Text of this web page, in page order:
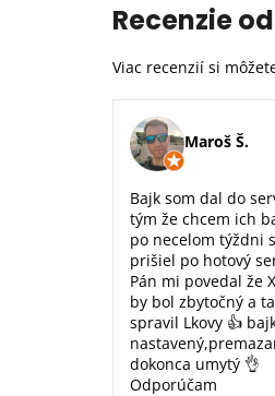
Recenzie
Viac recenzií si
Maroš Š.
Bajk som dal do
tým že chcem ich
po necelom týždni
prišiel po hotový
Pán mi povedal že
by bol zbytočný a
spravil Lkovy 👍
dokonca umytý 👌
Odporúčam